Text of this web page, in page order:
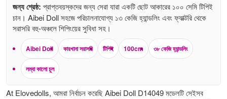
জন্য শ্রেষ্ঠ: প্রাপ্তবয়স্কদের জন্য সেরা যারা একটি ছোট আকারের ১০০ সেমি টিপিই
চান। Aibei Doll সহজে পরিচালনাযোগ্য ১৩ কেজি হ্যান্ডলিং এবং ফ্যাক্টরি থেকে
সরাসরি বহু-অঞ্চলে শিপিংয়ের সুবিধা সহ।
Aibei Doll কারখানা সরাসরি টিপিই 100cm ৩৮ কেজি হ্যান্ডলিং
লম্বা কালো চুল
At Elovedolls, আমরা নির্বাচন করেছি Aibei Doll D14049 মডেলটি সেইসব